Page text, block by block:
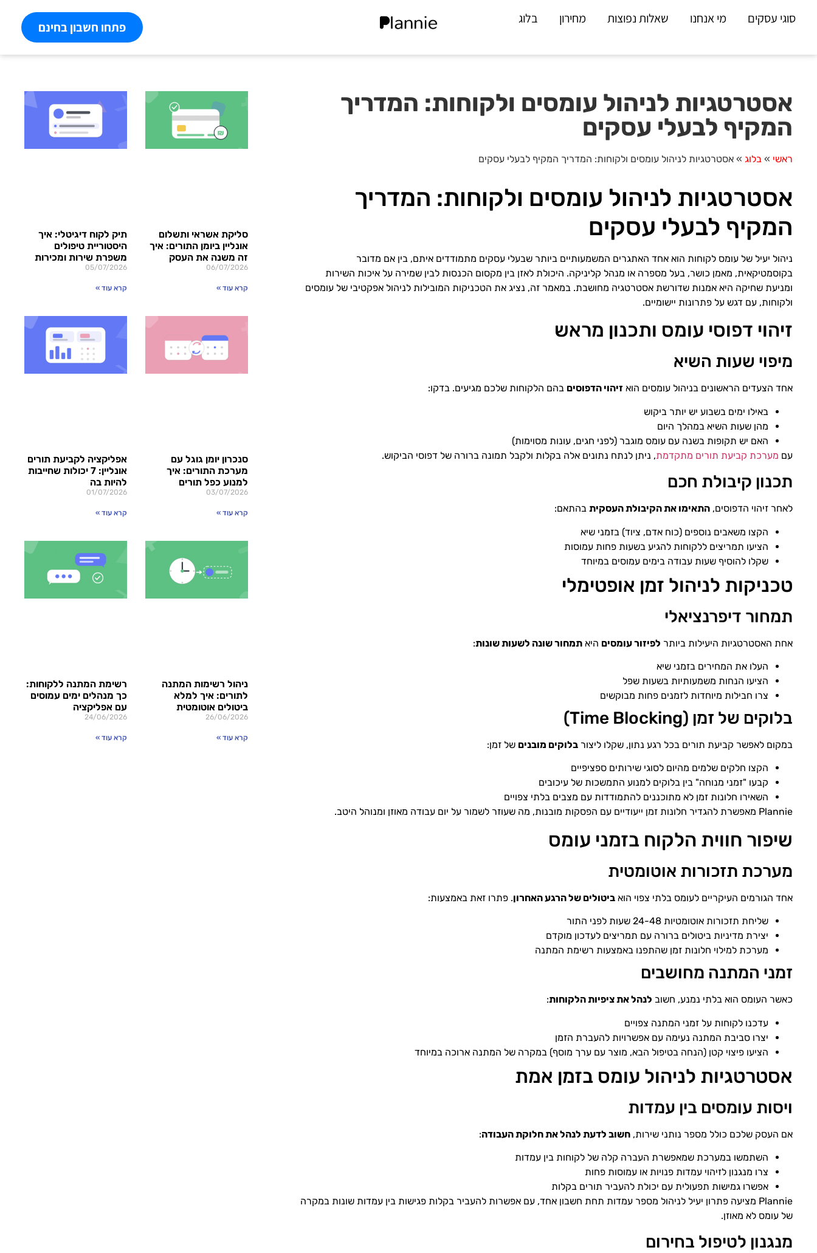
סוגי עסקים מי אנחנו שאלות נפוצות מחירון בלוג
פתחו חשבון בחינם
אסטרטגיות לניהול עומסים ולקוחות: המדריך
המקיף לבעלי עסקים
ראשי » בלוג » אסטרטגיות לניהול עומסים ולקוחות: המדריך המקיף לבעלי עסקים
אסטרטגיות לניהול עומסים ולקוחות: המדריך
המקיף לבעלי עסקים
ניהול יעיל של עומס לקוחות הוא אחד האתגרים המשמעותיים ביותר שבעלי עסקים מתמודדים איתם, בין אם מדובר
בקוסמטיקאית, מאמן כושר, בעל מספרה או מנהל קליניקה. היכולת לאזן בין מקסום הכנסות לבין שמירה על איכות השירות
ומניעת שחיקה היא אמנות שדורשת אסטרטגיה מחושבת. במאמר זה, נציג את הטכניקות המובילות לניהול אפקטיבי של עומסים
ולקוחות, עם דגש על פתרונות יישומיים.
זיהוי דפוסי עומס ותכנון מראש
מיפוי שעות השיא
אחד הצעדים הראשונים בניהול עומסים הוא זיהוי הדפוסים בהם הלקוחות שלכם מגיעים. בדקו:
באילו ימים בשבוע יש יותר ביקוש
מהן שעות השיא במהלך היום
האם יש תקופות בשנה עם עומס מוגבר (לפני חגים, עונות מסוימות)
עם מערכת קביעת תורים מתקדמת, ניתן לנתח נתונים אלה בקלות ולקבל תמונה ברורה של דפוסי הביקוש.
תכנון קיבולת חכם
לאחר זיהוי הדפוסים, התאימו את הקיבולת העסקית בהתאם:
הקצו משאבים נוספים (כוח אדם, ציוד) בזמני שיא
הציעו תמריצים ללקוחות להגיע בשעות פחות עמוסות
שקלו להוסיף שעות עבודה בימים עמוסים במיוחד
טכניקות לניהול זמן אופטימלי
תמחור דיפרנציאלי
אחת האסטרטגיות היעילות ביותר לפיזור עומסים היא תמחור שונה לשעות שונות:
העלו את המחירים בזמני שיא
הציעו הנחות משמעותיות בשעות שפל
צרו חבילות מיוחדות לזמנים פחות מבוקשים
בלוקים של זמן (Time Blocking)
במקום לאפשר קביעת תורים בכל רגע נתון, שקלו ליצור בלוקים מובנים של זמן:
הקצו חלקים שלמים מהיום לסוגי שירותים ספציפיים
קבעו "זמני מנוחה" בין בלוקים למנוע התמשכות של עיכובים
השאירו חלונות זמן לא מתוכננים להתמודדות עם מצבים בלתי צפויים
Plannie מאפשרת להגדיר חלונות זמן ייעודיים עם הפסקות מובנות, מה שעוזר לשמור על יום עבודה מאוזן ומנוהל היטב.
שיפור חווית הלקוח בזמני עומס
מערכת תזכורות אוטומטית
אחד הגורמים העיקריים לעומס בלתי צפוי הוא ביטולים של הרגע האחרון. פתרו זאת באמצעות:
שליחת תזכורות אוטומטיות 24-48 שעות לפני התור
יצירת מדיניות ביטולים ברורה עם תמריצים לעדכון מוקדם
מערכת למילוי חלונות זמן שהתפנו באמצעות רשימת המתנה
זמני המתנה מחושבים
כאשר העומס הוא בלתי נמנע, חשוב לנהל את ציפיות הלקוחות:
עדכנו לקוחות על זמני המתנה צפויים
יצרו סביבת המתנה נעימה עם אפשרויות להעברת הזמן
הציעו פיצוי קטן (הנחה בטיפול הבא, מוצר עם ערך מוסף) במקרה של המתנה ארוכה במיוחד
אסטרטגיות לניהול עומס בזמן אמת
ויסות עומסים בין עמדות
אם העסק שלכם כולל מספר נותני שירות, חשוב לדעת לנהל את חלוקת העבודה:
השתמשו במערכת שמאפשרת העברה קלה של לקוחות בין עמדות
צרו מנגנון לזיהוי עמדות פנויות או עמוסות פחות
אפשרו גמישות תפעולית עם יכולת להעביר תורים בקלות
Plannie מציעה פתרון יעיל לניהול מספר עמדות תחת חשבון אחד, עם אפשרות להעביר בקלות פגישות בין עמדות שונות במקרה
של עומס לא מאוזן.
מנגנון לטיפול בחירום
סליקת אשראי ותשלום
אונליין ביומן התורים: איך
זה משנה את העסק
06/07/2026
קרא עוד »
תיק לקוח דיגיטלי: איך
היסטוריית טיפולים
משפרת שירות ומכירות
05/07/2026
קרא עוד »
סנכרון יומן גוגל עם
מערכת התורים: איך
למנוע כפל תורים
03/07/2026
קרא עוד »
אפליקציה לקביעת תורים
אונליין: 7 יכולות שחייבות
להיות בה
01/07/2026
קרא עוד »
ניהול רשימות המתנה
לתורים: איך למלא
ביטולים אוטומטית
26/06/2026
קרא עוד »
רשימת המתנה ללקוחות:
כך מנהלים ימים עמוסים
עם אפליקציה
24/06/2026
קרא עוד »